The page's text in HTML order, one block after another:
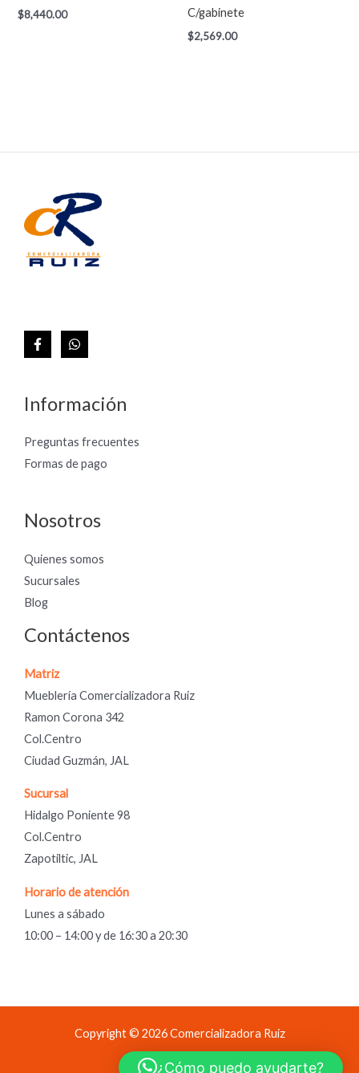
$8,440.00
C/gabinete
$2,569.00
Información
Preguntas frecuentes
Formas de pago
Nosotros
Quienes somos
Sucursales
Blog
Contáctenos
Matriz
Mueblería Comercializadora Ruiz
Ramon Corona 342
Col.Centro
Ciudad Guzmán, JAL
Sucursal
Hidalgo Poniente 98
Col.Centro
Zapotiltic, JAL
Horario de atención
Lunes a sábado
10:00 – 14:00 y de 16:30 a 20:30
Copyright © 2026 Comercializadora Ruiz
Comercializadora Ruiz
¿Cómo puedo ayudarte?